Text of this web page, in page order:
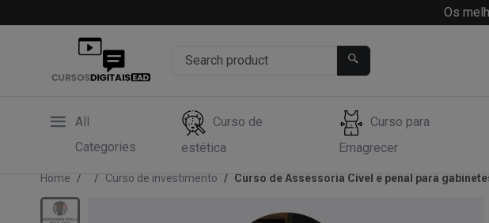
Os
All
Categories
Curso de
estética
Curso para
Emagrecer
Home Curso de investimento Curso de Assessoria Cível e penal para